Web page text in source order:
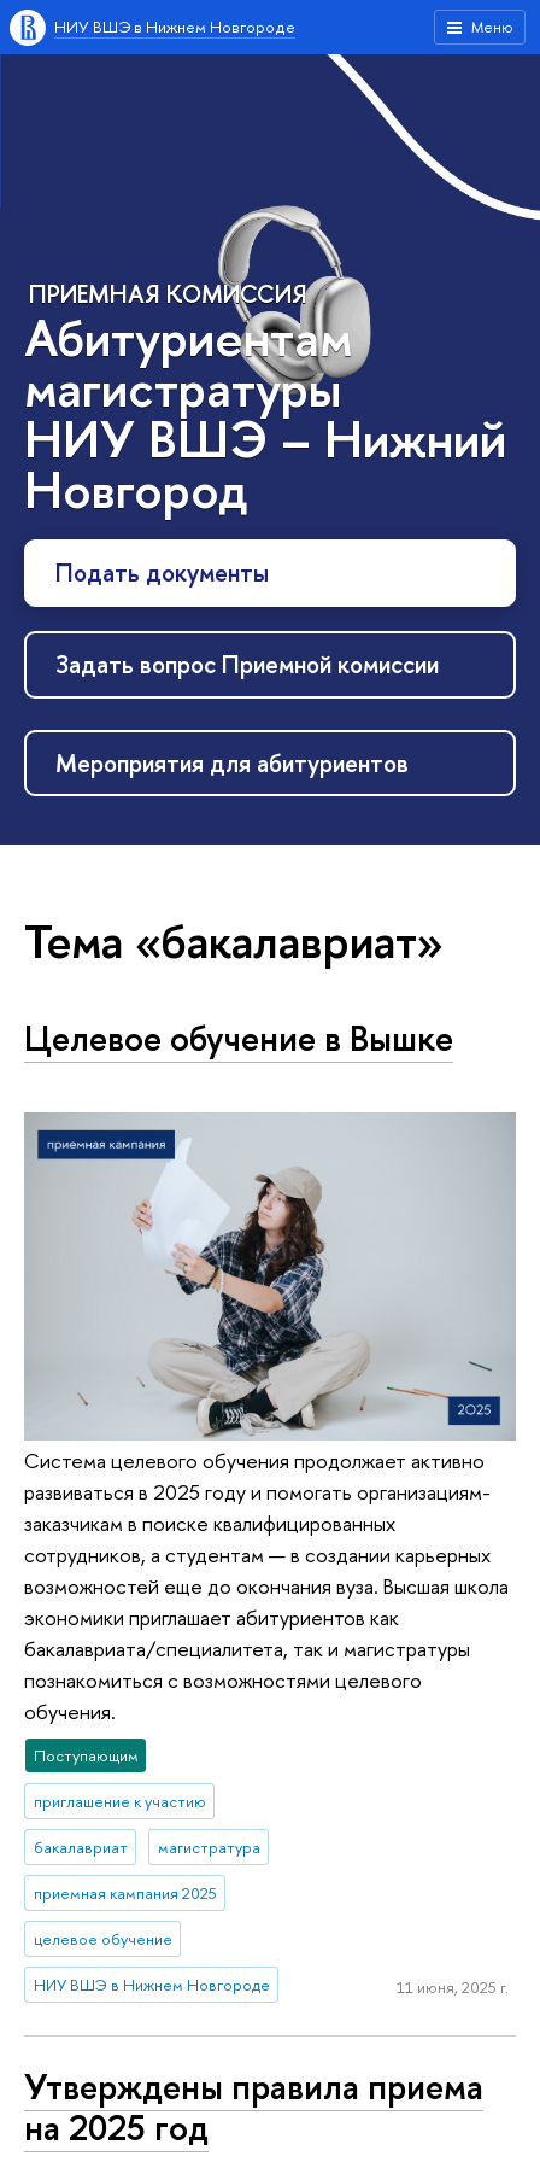
Меню
НИУ ВШЭ в Нижнем Новгороде
ПРИЕМНАЯ КОМИССИЯ
Абитуриентам
магистратуры
НИУ ВШЭ – Нижний
Новгород
Подать документы
Задать вопрос Приемной комиссии
Мероприятия для абитуриентов
Тема «бакалавриат»
Целевое обучение в Вышке
Система целевого обучения продолжает активно
развиваться в 2025 году и помогать организациям-
заказчикам в поиске квалифицированных
сотрудников, а студентам — в создании карьерных
возможностей еще до окончания вуза. Высшая школа
экономики приглашает абитуриентов как
бакалавриата/специалитета, так и магистратуры
познакомиться с возможностями целевого
обучения.
Поступающим
приглашение к участию
бакалавриат магистратура
приемная кампания 2025
целевое обучение
НИУ ВШЭ в Нижнем Новгороде 11 июня, 2025 г.
Утверждены правила приема
на 2025 год